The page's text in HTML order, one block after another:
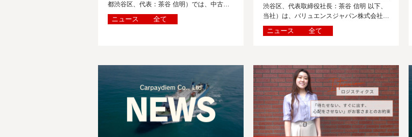
都渋谷区、代表：茶谷 信明）では、中古車
に関する世界のニュースを報道関係者の皆様
に向けて定期的に発信しています...
ニュース 全て
渋谷区、代表取締役社長：茶谷 信明 以下、
当社）は、バリュエンスジャパン株式会社
（本社：東京都港区、取締役社長：六車
進 以下、バリュエンスジャパン）とアライ
ニュース 全て